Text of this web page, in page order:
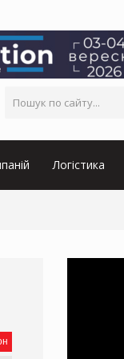
Логістика